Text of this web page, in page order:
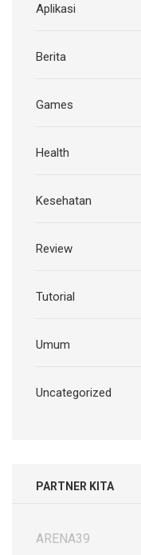
Aplikasi
Berita
Games
Health
Kesehatan
Review
Tutorial
Umum
Uncategorized
PARTNER KITA
ARENA39